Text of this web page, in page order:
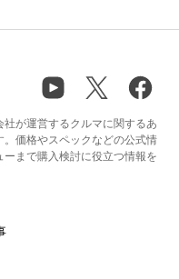
が運営するクルマに関するあ
価格やスペックなどの公式情
まで購入検討に役立つ情報を